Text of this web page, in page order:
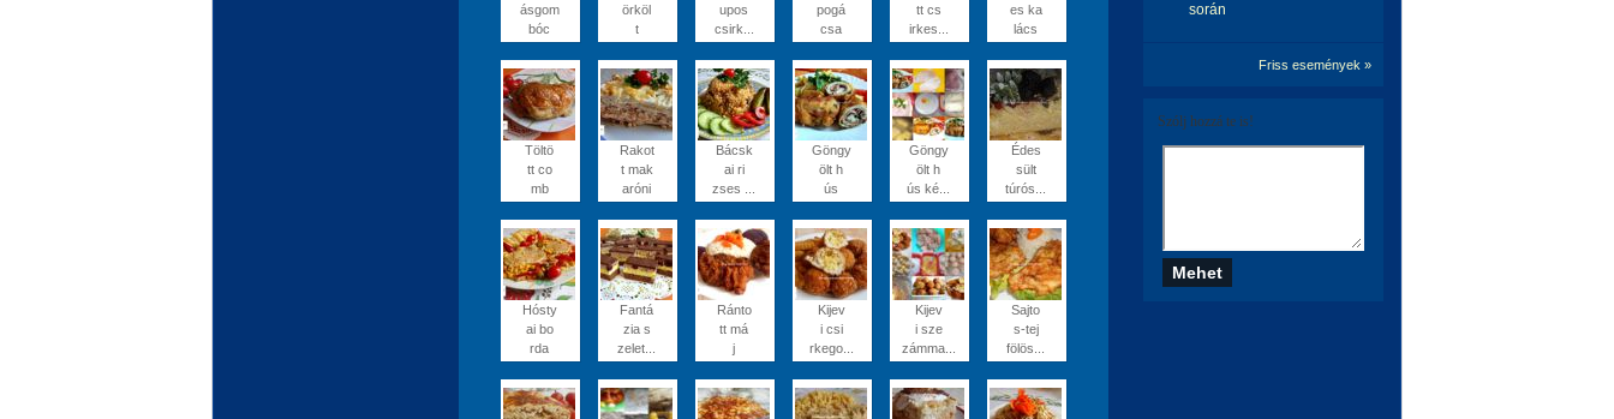
ásgom
bóc
örköl
t
upos
csirk...
pogá
csa
tt cs
irkes...
es ka
lács
Töltö
tt co
mb
Rakot
t mak
aróni
Bácsk
ai ri
zses ...
Göngy
ölt h
ús
Göngy
ölt h
ús ké...
Édes
sült
túrós...
Hósty
ai bo
rda
Fantá
zia s
zelet...
Ránto
tt má
j
Kijev
i csi
rkego...
Kijev
i sze
zámma...
Sajto
s-tej
fölös...
során
Friss események »
Szólj hozzá te is!